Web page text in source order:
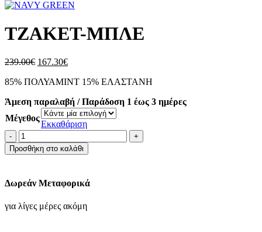
ΤΖΑΚΕΤ-ΜΠΛΕ
239.00€ Original
was:
167.30€Η
τιμή
167.30€.
85% ΠΟΛΥΑΜΙΝΤ 15% ΕΛΑΣΤΑΝΗ
Άμεση παραλαβή / Παράδοση 1 έως 3 ημέρες
Μέγεθος
Εκκαθάριση
ΤΖΑΚΕΤ-
ΜΠΛΕ
ποσότητα
Προσθήκη στο καλάθι
Δωρεάν Μεταφορικά
για λίγες μέρες ακόμη